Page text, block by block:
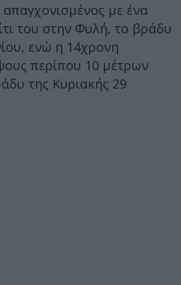
με ένα
του στην Φυλή, το βράδυ
ενώ η 14χρονη
περίπου 10 μέτρων
της Κυριακής 29